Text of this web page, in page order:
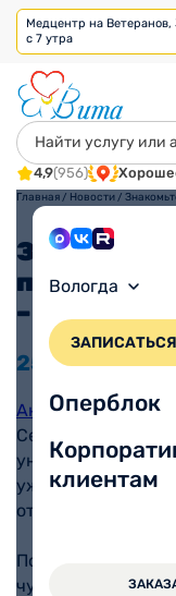
Медцентр на
с 7 утра
4,9(956)
Вологда
Оперблок
клиентам
Главная / Новости /
педиатр в
– Иванова
25.01
Анастасия
Северный
университет по
уже 4 года она с
относится к
Постоянное
чуткого